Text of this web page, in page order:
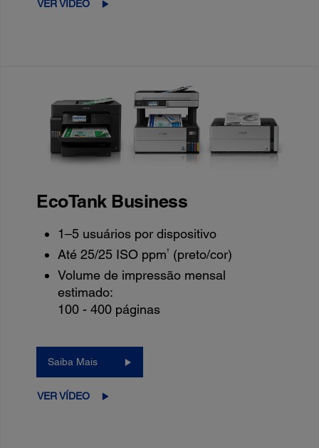
VER VÍDEO
EcoTank Business
1–5 usuários por dispositivo
Até 25/25 ISO ppm†
(preto/cor)
Volume de impressão mensal
estimado:
100 - 400 páginas
Saiba Mais
VER VÍDEO